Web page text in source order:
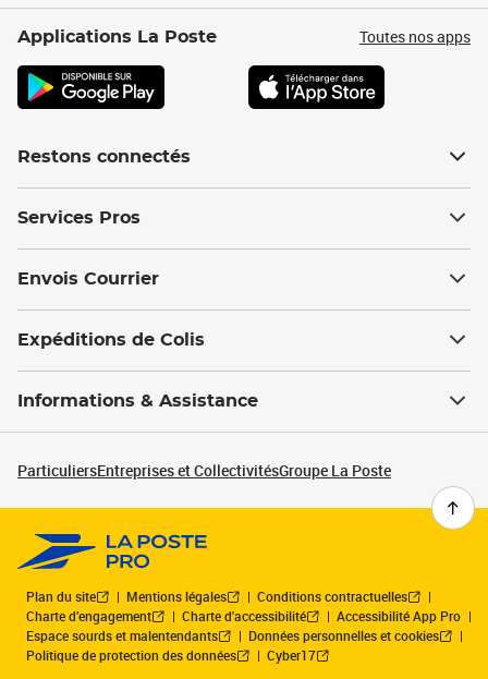
Applications La Poste Toutes nos apps
Restons connectés
Services Pros
Envois Courrier
Expéditions de Colis
Informations & Assistance
ParticuliersEntreprises et CollectivitésGroupe La Poste
Plan du site Mentions légales
Conditions contractuelles
Charte d’engagement
Charte d'accessibilité
Accessibilité App Pro
Espace sourds et malentendants
Données personnelles et cookies
Politique de protection des données
Cyber17